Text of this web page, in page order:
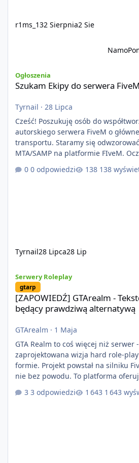
r1ms_132 Sierpnia2 Sie
Namo
Ogłoszenia
Szukam Ekipy do serwera FiveM
Tyrnail · 28 Lipca
Cześć! Poszukuję osób do współtworzenia TRUCK RPG -
autorskiego serwera FiveM o
transportu. Staramy się
MTA/SAMP na platformie FIveM.
kontentu dla graczy którzy chcą
jeździć ciężarówką. Projekt tworzony jest od podstaw z
0 odpowiedzi 138
Tyrnail28 Lipca28 Lip
Serwery Roleplay
gtarp
[ZAPOWIEDŹ] GTArealm -
będący prawdziwą alternatywą
GTArealm · 1 Maja
GTA Realm to coś więcej niż serwer
zaprojektowana wizja hard role-
formie. Projekt powstał na silniku
nie bez powodu. To platforma
elastyczność i znacznie szybszy
przypadku innych rozwiązań.
3 odpowiedzi 1 643